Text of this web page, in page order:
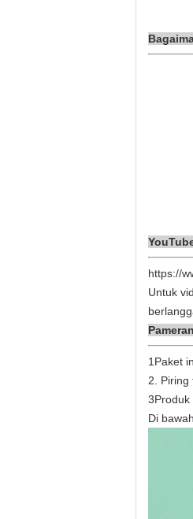
https://
Untuk
1Paket
2. Piring
3Produk
Di